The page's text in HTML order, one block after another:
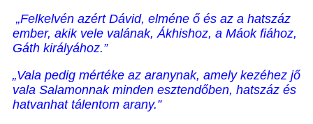
„Felkelvén azért Dávid, elméne ő és az a hatszáz
ember, akik vele valának, Ákhishoz, a Máok fiához,
Gáth királyához.”
„Vala pedig mértéke az aranynak, amely kezéhez jő
vala Salamonnak minden esztendőben, hatszáz és
hatvanhat tálentom arany.”